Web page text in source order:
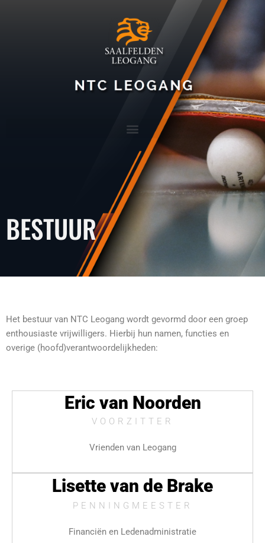
BESTUUR
Het bestuur van NTC Leogang wordt gevormd door een groep
enthousiaste vrijwilligers. Hierbij hun namen, functies en
overige (hoofd)verantwoordelijkheden:
Eric van Noorden
VOORZITTER
Vrienden van Leogang
Lisette van de Brake
PENNINGMEESTER
Financiën en Ledenadministratie